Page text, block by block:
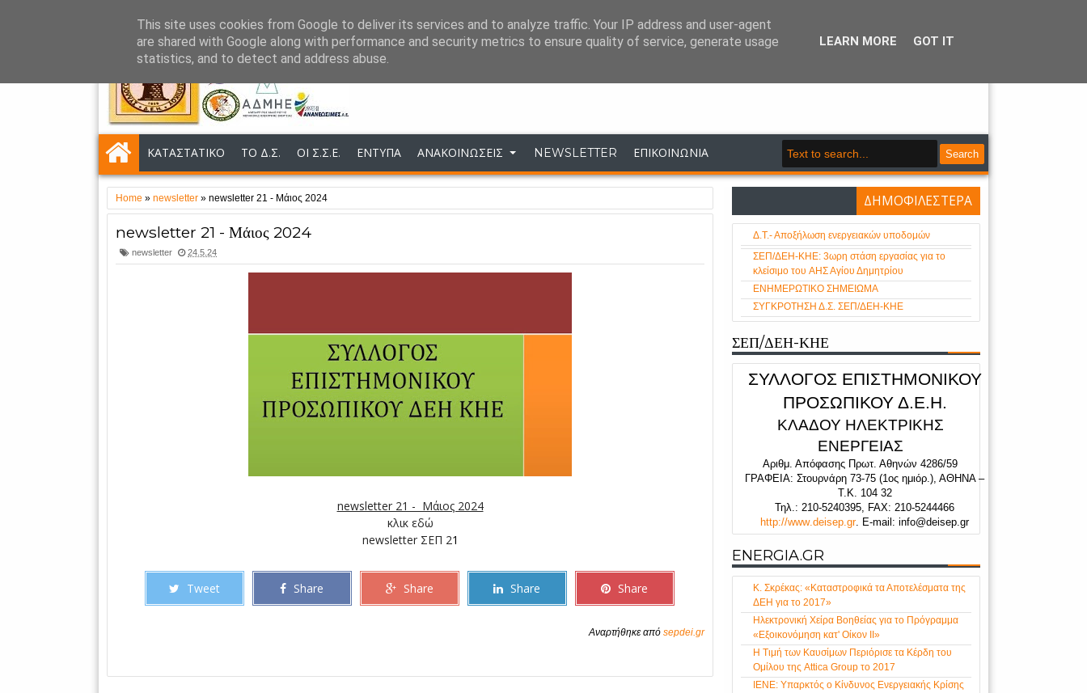
NEWSLETTER NEA ΑΝΑΚΟΙΝΩΣΕΙΣ ΣΥΝΔΕΣΕΙΣ ΕΠΙΚΟΙΝΩΝΙΑ
ΚΑΤΑΣΤΑΤΙΚΟ ΤΟ Δ.Σ. ΟΙ Σ.Σ.Ε. ΕΝΤΥΠΑ ΑΝΑΚΟΙΝΩΣΕΙΣ NEWSLETTER ΕΠΙΚΟΙΝΩΝΙΑ Search
Home » newsletter » newsletter 21 - Μάιος 2024
newsletter 21 - Μάιος 2024
newsletter 24.5.24
newsletter 21 - Μάιος 2024
κλικ εδώ
newsletter ΣΕΠ 21
Tweet Share Share Share Share
Αναρτήθηκε από sepdei.gr
ΔΗΜΟΦΙΛΕΣΤΕΡΑ
Δ.Τ.- Αποξήλωση ενεργειακών υποδομών
ΣΕΠ/ΔΕΗ-ΚΗΕ: 3ωρη στάση εργασίας για το
κλείσιμο του AHΣ Αγίου Δημητρίου
ΕΝΗΜΕΡΩΤΙΚΟ ΣΗΜΕΙΩΜΑ
ΣΥΓΚΡΟΤΗΣΗ Δ.Σ. ΣΕΠ/ΔΕΗ-ΚΗΕ
ΣΕΠ/ΔΕΗ-ΚΗΕ
ΣΥΛΛΟΓΟΣ ΕΠΙΣΤΗΜΟΝΙΚΟΥ
ΠΡΟΣΩΠΙΚΟΥ Δ.Ε.Η.
ΚΛΑΔΟΥ ΗΛΕΚΤΡΙΚΗΣ
ΕΝΕΡΓΕΙΑΣ
Αριθμ. Απόφασης Πρωτ. Αθηνών 4286/59
ΓΡΑΦΕΙΑ: Στουρνάρη 73-75 (1ος ημιόρ.), ΑΘΗΝΑ –
Τ.Κ. 104 32
Τηλ.: 210-5240395, FAX: 210-5244466
http://www.deisep.gr. E-mail: info@deisep.gr
ENERGIA.GR
Κ. Σκρέκας: «Καταστροφικά τα Αποτελέσματα της
ΔΕΗ για το 2017»
Ηλεκτρονική Χείρα Βοηθείας για το Πρόγραμμα
«Εξοικονόμηση κατ' Οίκον ΙΙ»
Η Τιμή των Καυσίμων Περιόρισε τα Κέρδη του
Ομίλου της Attica Group το 2017
ΙΕΝΕ: Υπαρκτός ο Κίνδυνος Ενεργειακής Κρίσης
This site uses cookies from Google to deliver its services and to analyze traffic. Your IP address and user-agent
are shared with Google along with performance and security metrics to ensure quality of service, generate usage
statistics, and to detect and address abuse.
LEARN MORE GOT IT